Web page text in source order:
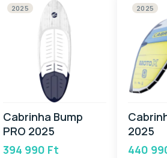
2025
Cabrinha Bump
PRO 2025
394 990 Ft
2025
2025
440